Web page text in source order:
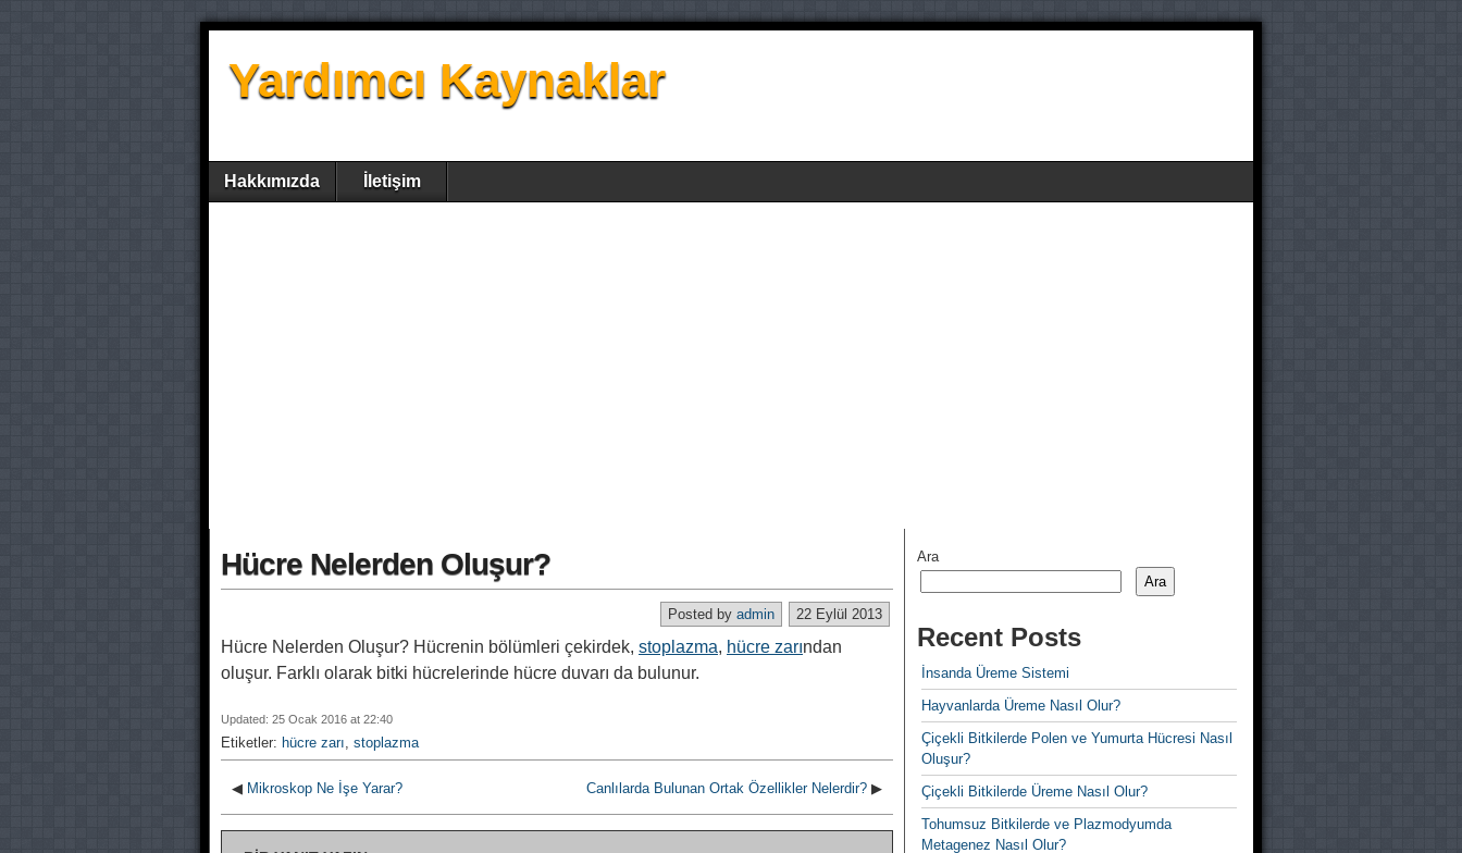
Yardımcı Kaynaklar
Hakkımızda İletişim
Hücre Nelerden Oluşur?
22 Eylül 2013
Posted by admin
Hücre Nelerden Oluşur? Hücrenin bölümleri çekirdek, stoplazma, hücre zarından
oluşur. Farklı olarak bitki hücrelerinde hücre duvarı da bulunur.
Updated: 25 Ocak 2016 at 22:40
Etiketler: hücre zarı, stoplazma
◀ Mikroskop Ne İşe Yarar? Canlılarda Bulunan Ortak Özellikler Nelerdir? ▶
Ara
Ara
Recent Posts
İnsanda Üreme Sistemi
Hayvanlarda Üreme Nasıl Olur?
Çiçekli Bitkilerde Polen ve Yumurta Hücresi Nasıl
Oluşur?
Çiçekli Bitkilerde Üreme Nasıl Olur?
Tohumsuz Bitkilerde ve Plazmodyumda
Metagenez Nasıl Olur?